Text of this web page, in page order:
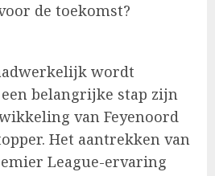
de toekomst?
wordt
belangrijke stap zijn
van Feyenoord
Het aantrekken van
League-ervaring